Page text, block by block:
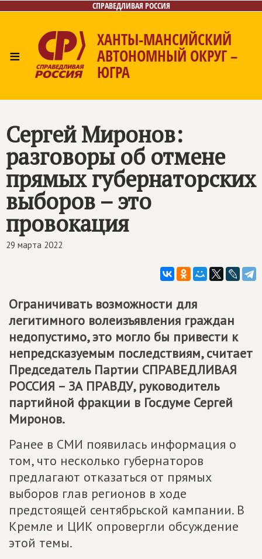
СПРАВЕДЛИВАЯ РОССИЯ
≡
ХАНТЫ-МАНСИЙСКИЙ
АВТОНОМНЫЙ ОКРУГ –
ЮГРА
Сергей Миронов:
разговоры об отмене
прямых губернаторских
выборов – это
провокация
29 марта 2022
Ограничивать возможности для
легитимного волеизъявления граждан
недопустимо, это могло бы привести к
непредсказуемым последствиям, считает
Председатель Партии СПРАВЕДЛИВАЯ
РОССИЯ – ЗА ПРАВДУ, руководитель
партийной фракции в Госдуме Сергей
Миронов.
Ранее в СМИ появилась информация о
том, что несколько губернаторов
предлагают отказаться от прямых
выборов глав регионов в ходе
предстоящей сентябрьской кампании. В
Кремле и ЦИК опровергли обсуждение
этой темы.